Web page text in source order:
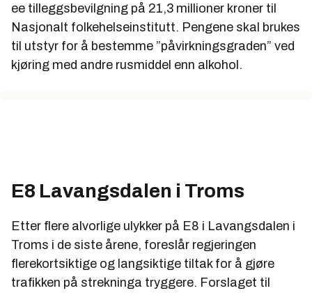
ee tilleggsbevilgning på 21,3 millioner kroner til
Nasjonalt folkehelseinstitutt. Pengene skal brukes
til utstyr for å bestemme ”påvirkningsgraden” ved
kjøring med andre rusmiddel enn alkohol.
E8 Lavangsdalen i Troms
Etter flere alvorlige ulykker på E8 i Lavangsdalen i
Troms i de siste årene, foreslår regjeringen
flerekortsiktige og langsiktige tiltak for å gjøre
trafikken på strekninga tryggere. Forslaget til